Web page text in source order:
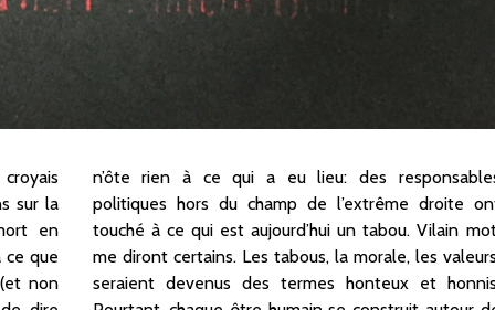
sur la
en
ce que
non
ont
mot,